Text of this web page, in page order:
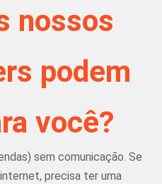
nossos
podem
você?
sem comunicação. Se
precisa ter uma